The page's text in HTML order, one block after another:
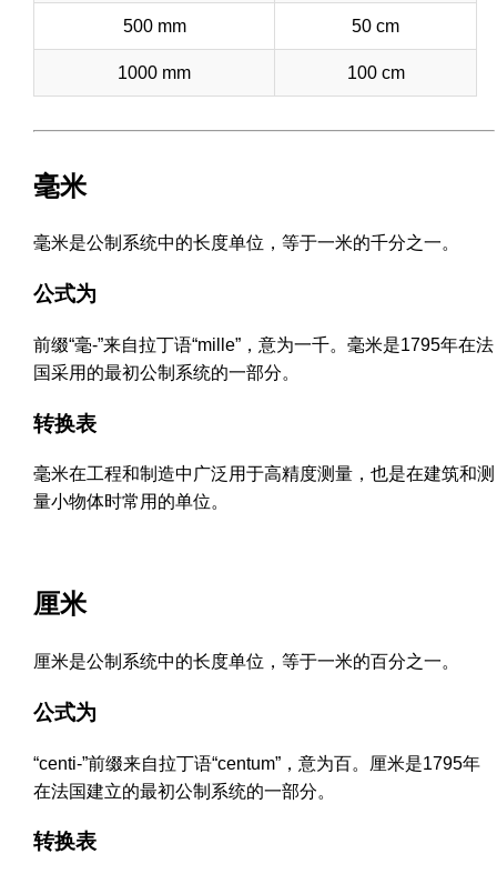
500 mm 50 cm
1000 mm 100 cm
毫米
毫米是公制系统中的长度单位，等于一米的千分之一。
公式为
前缀“毫-”来自拉丁语“mille”，意为一千。毫米是1795年在法
国采用的最初公制系统的一部分。
转换表
毫米在工程和制造中广泛用于高精度测量，也是在建筑和测
量小物体时常用的单位。
厘米
厘米是公制系统中的长度单位，等于一米的百分之一。
公式为
“centi-”前缀来自拉丁语“centum”，意为百。厘米是1795年
在法国建立的最初公制系统的一部分。
转换表